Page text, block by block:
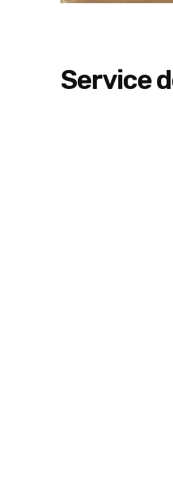
Service